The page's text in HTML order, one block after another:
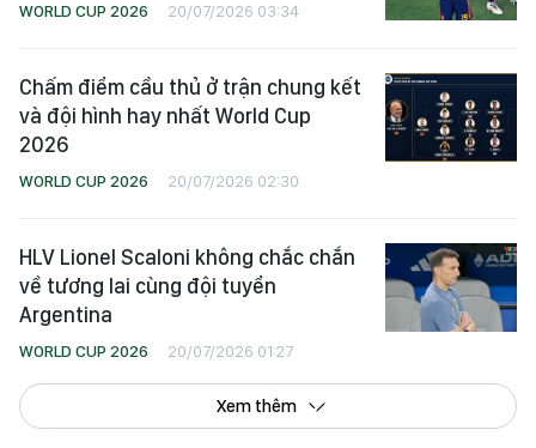
WORLD CUP 2026 20/07/2026 03:34
Chấm điểm cầu thủ ở trận chung kết
và đội hình hay nhất World Cup
2026
WORLD CUP 2026 20/07/2026 02:30
HLV Lionel Scaloni không chắc chắn
về tương lai cùng đội tuyển
Argentina
WORLD CUP 2026 20/07/2026 01:27
Xem thêm